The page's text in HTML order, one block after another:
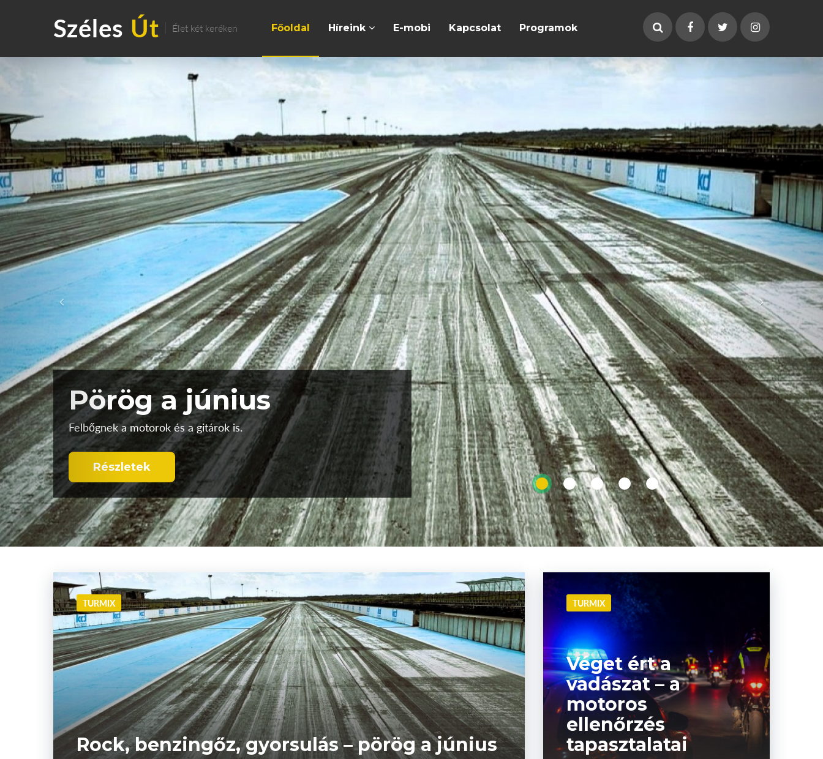
Széles Út Élet két keréken Főoldal Híreink E-mobi Kapcsolat Programok
Valami van, de nem az
igazi
Még várat magára az elektromos áttörés
Részletek
TURMIX
Rock, benzingőz, gyorsulás – pörög a június
TURMIX
Véget ért a
vadászat – a
motoros
ellenőrzés
tapasztalatai